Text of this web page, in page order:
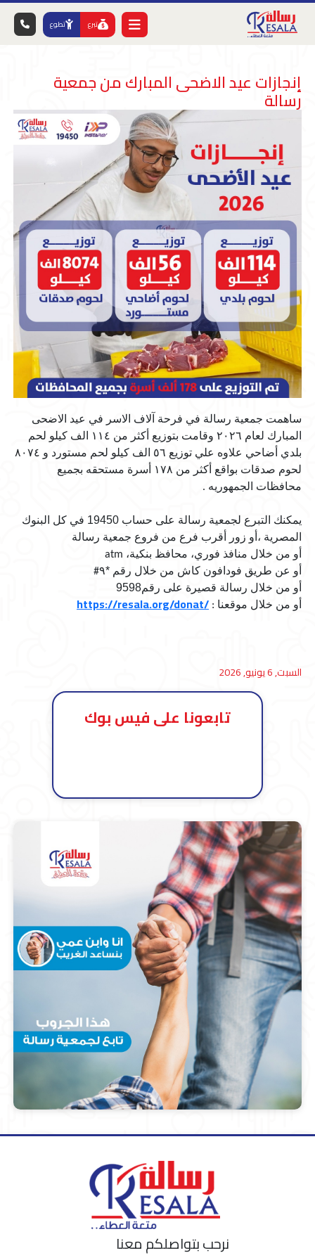
تبرع تطوع
إنجازات عيد الاضحى المبارك من جمعية
رسالة
ساهمت جمعية رسالة في فرحة آلاف الاسر في عيد الاضحى
المبارك لعام ٢٠٢٦ وقامت بتوزيع أكثر من ١١٤ الف كيلو لحم
بلدي أضاحي علاوه علي توزيع ٥٦ الف كيلو لحم مستورد و ٨٠٧٤
لحوم صدقات بواقع أكثر من ١٧٨ أسرة مستحقه بجميع
محافظات الجمهوريه .
يمكنك التبرع لجمعية رسالة على حساب 19450 في كل البنوك
المصرية ،أو زور أقرب فرع من فروع جمعية رسالة
أو من خلال منافذ فوري، محافظ بنكية، atm
أو عن طريق فودافون كاش من خلال رقم *٩ #
أو من خلال رسالة قصيرة على رقم9598
أو من خلال موقعنا :
https://resala.org/donat/
السبت, 6 يونيو, 2026
تابعونا على فيس بوك
نرحب بتواصلكم معنا